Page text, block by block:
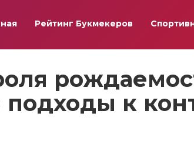
Рейтинг Букмекеров
подходы к